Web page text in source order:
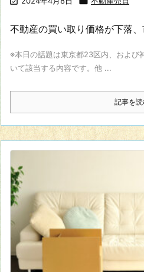
不動産の買い取り価格が下落
※本日の話題は東京都23区内、および
いて該当する内容です。他 ...
記事を